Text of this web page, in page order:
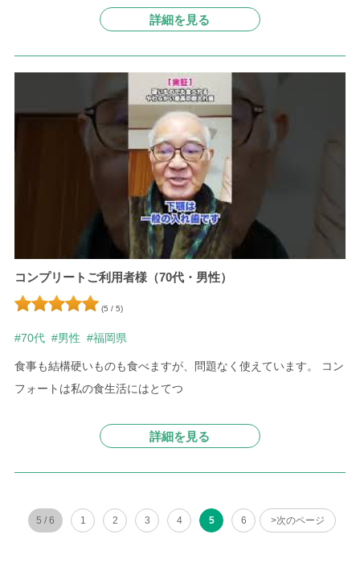
詳細を見る
コンプリートご利用者様（70代・男性）
(5 / 5)
#70代 #男性 #福岡県
食事も結構硬いものも食べますが、問題なく使えています。
コン
フォートは私の食生活にはとてつ
詳細を見る
5 / 6 1 2 3 4 5 6 >次のページ